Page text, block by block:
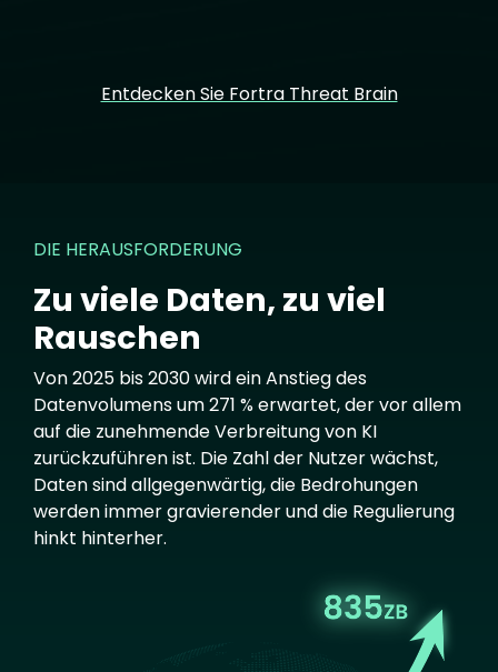
Entdecken Sie Fortra Threat Brain
DIE HERAUSFORDERUNG
Zu viele Daten, zu viel
Rauschen
Von 2025 bis 2030 wird ein Anstieg des
Datenvolumens um 271 % erwartet, der vor allem
auf die zunehmende Verbreitung von KI
zurückzuführen ist. Die Zahl der Nutzer wächst,
Daten sind allgegenwärtig, die Bedrohungen
werden immer gravierender und die Regulierung
hinkt hinterher.